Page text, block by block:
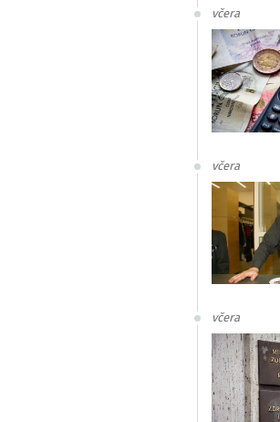
včera
včera
včera